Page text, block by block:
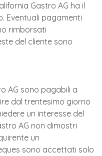
Gastro AG ha il
Eventuali pagamenti
rimborsati
del cliente sono
AG sono pagabili a
dal trentesimo giorno
un interesse del
AG non dimostri
un
sono accettati solo